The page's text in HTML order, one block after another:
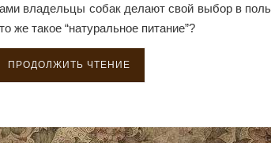
владельцы собак делают свой выбор в
же такое “натуральное питание”?
ПРОДОЛЖИТЬ ЧТЕНИЕ